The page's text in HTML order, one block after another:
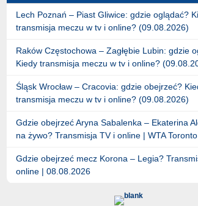
Lech Poznań – Piast Gliwice: gdzie oglądać?
transmisja meczu w tv i online? (09.08.2026)
Raków Częstochowa – Zagłębie Lubin: gdzie
Kiedy transmisja meczu w tv i online?
Śląsk Wrocław – Cracovia: gdzie obejrzeć?
transmisja meczu w tv i online? (09.08.2026)
Gdzie obejrzeć Aryna Sabalenka – Ekaterina
na żywo? Transmisja TV i online | WTA
Gdzie obejrzeć mecz Korona – Legia?
online | 08.08.2026